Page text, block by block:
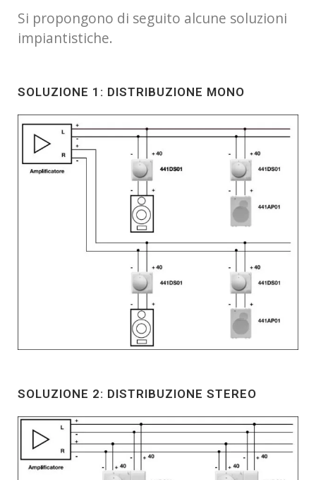
Si propongono di seguito alcune soluzioni
impiantistiche.
SOLUZIONE 1: DISTRIBUZIONE MONO
SOLUZIONE 2: DISTRIBUZIONE STEREO